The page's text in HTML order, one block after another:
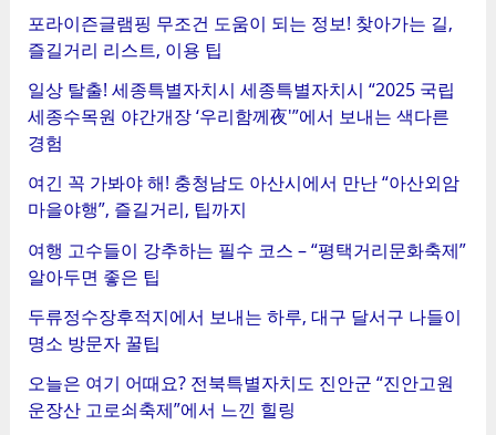
포라이즌글램핑 무조건 도움이 되는 정보! 찾아가는 길,
즐길거리 리스트, 이용 팁
일상 탈출! 세종특별자치시 세종특별자치시 “2025 국립
세종수목원 야간개장 ‘우리함께夜'”에서 보내는 색다른
경험
여긴 꼭 가봐야 해! 충청남도 아산시에서 만난 “아산외암
마을야행”, 즐길거리, 팁까지
여행 고수들이 강추하는 필수 코스 – “평택거리문화축제”
알아두면 좋은 팁
두류정수장후적지에서 보내는 하루, 대구 달서구 나들이
명소 방문자 꿀팁
오늘은 여기 어때요? 전북특별자치도 진안군 “진안고원
운장산 고로쇠축제”에서 느낀 힐링